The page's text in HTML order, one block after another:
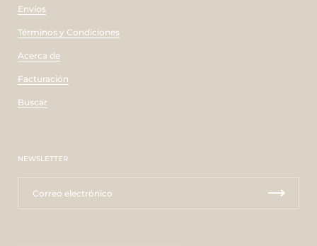
Envíos
Términos y Condiciones
Acerca de
Facturación
Buscar
NEWSLETTER